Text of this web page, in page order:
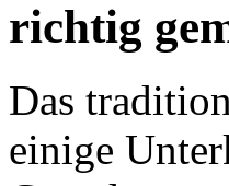
richtig
Das
einige